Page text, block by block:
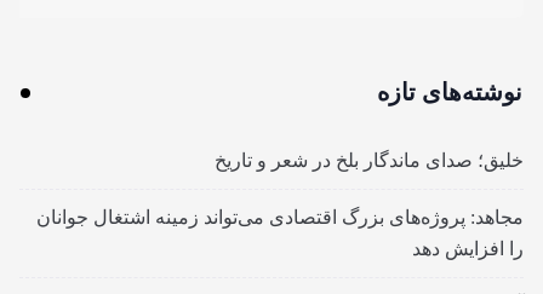
نوشته‌های تازه
خلیق؛ صدای ماندگار بلخ در شعر و تاریخ
مجاهد: پروژه‌های بزرگ اقتصادی می‌تواند زمینه اشتغال جوانان
را افزایش دهد